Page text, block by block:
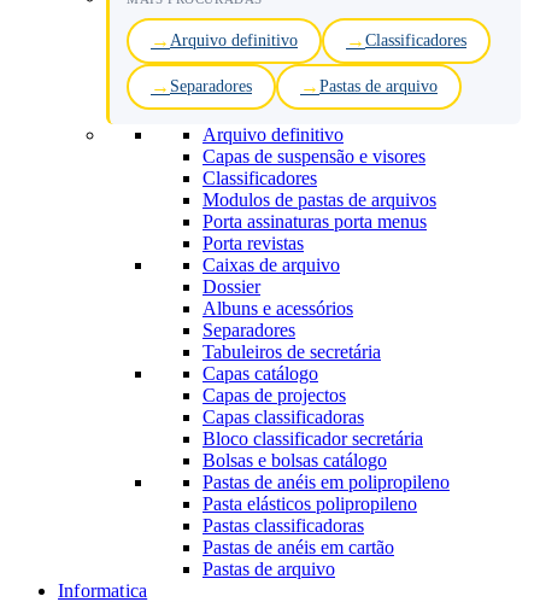
Arquivo definitivo Classificadores
Separadores Pastas de arquivo
Arquivo definitivo
Capas de suspensão e visores
Classificadores
Modulos de pastas de arquivos
Porta assinaturas porta menus
Porta revistas
Caixas de arquivo
Dossier
Albuns e acessórios
Separadores
Tabuleiros de secretária
Capas catálogo
Capas de projectos
Capas classificadoras
Bloco classificador secretária
Bolsas e bolsas catálogo
Pastas de anéis em polipropileno
Pasta elásticos polipropileno
Pastas classificadoras
Pastas de anéis em cartão
Pastas de arquivo
Informatica